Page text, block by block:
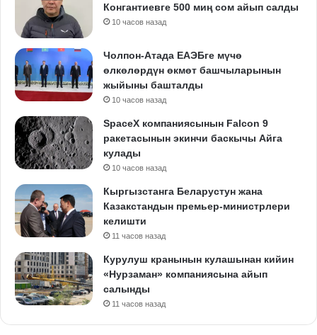
Конгантиевге 500 миң сом айып салды
10 часов назад
Чолпон-Атада ЕАЭБге мүчө
өлкөлөрдүн өкмөт башчыларынын
жыйыны башталды
10 часов назад
SpaceX компаниясынын Falcon 9
ракетасынын экинчи баскычы Айга
кулады
10 часов назад
Кыргызстанга Беларустун жана
Казакстандын премьер-министрлери
келишти
11 часов назад
Курулуш кранынын кулашынан кийин
«Нурзаман» компаниясына айып
салынды
11 часов назад